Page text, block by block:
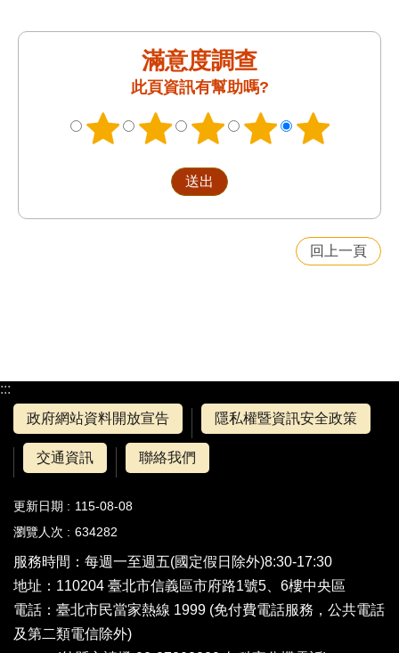
滿意度調查
此頁資訊有幫助嗎?
回上一頁
:::
政府網站資料開放宣告
隱私權暨資訊安全政策
交通資訊 聯絡我們
更新日期
115-08-08
瀏覽人次
634282
服務時間：每週一至週五(國定假日除外)8:30-17:30
地址：110204 臺北市信義區市府路1號5、6樓中央區
電話： 臺北市民當家熱線 1999 (免付費電話服務，公共電話
及第二類電信除外)